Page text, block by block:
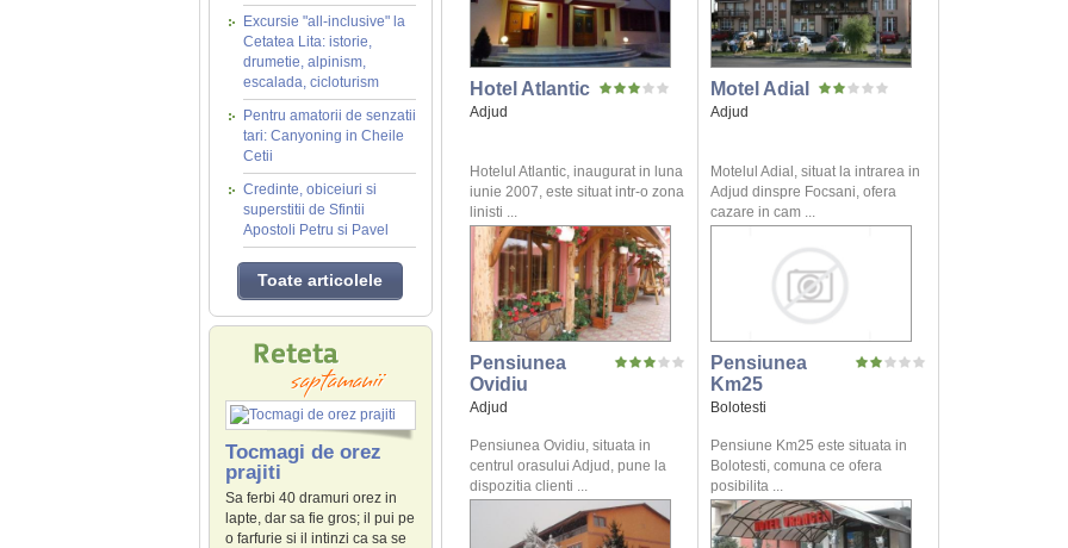
Excursie "all-inclusive" la
Cetatea Lita: istorie,
drumetie, alpinism,
escalada, cicloturism
Pentru amatorii de senzatii
tari: Canyoning in Cheile
Cetii
Credinte, obiceiuri si
superstitii de Sfintii
Apostoli Petru si Pavel
Toate articolele
Tocmagi de orez
prajiti
Sa ferbi 40 dramuri orez in
lapte, dar sa fie gros; il pui pe
o farfurie si il intinzi ca sa se
Hotel Atlantic
Adjud
Hotelul Atlantic, inaugurat in luna
iunie 2007, este situat intr-o zona
linisti ...
Motel Adial
Adjud
Motelul Adial, situat la intrarea in
Adjud dinspre Focsani, ofera
cazare in cam ...
Pensiunea
Ovidiu
Adjud
Pensiunea Ovidiu, situata in
centrul orasului Adjud, pune la
dispozitia clienti ...
Pensiunea
Km25
Bolotesti
Pensiune Km25 este situata in
Bolotesti, comuna ce ofera
posibilita ...